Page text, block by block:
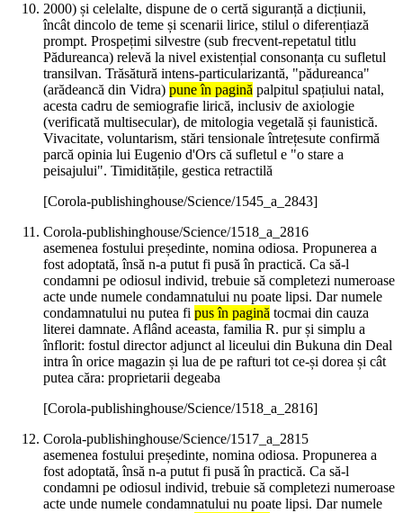
2000) și celelalte, dispune de o certă siguranță a dicțiunii,
încât dincolo de teme și scenarii lirice, stilul o diferențiază
prompt. Prospețimi silvestre (sub frecvent-repetatul titlu
Pădureanca) relevă la nivel existențial consonanța cu sufletul
transilvan. Trăsătură intens-particularizantă, "pădureanca"
(arădeancă din Vidra) pune în pagină palpitul spațiului natal,
acesta cadru de semiografie lirică, inclusiv de axiologie
(verificată multisecular), de mitologia vegetală și faunistică.
Vivacitate, voluntarism, stări tensionale întrețesute confirmă
parcă opinia lui Eugenio d'Ors că sufletul e "o stare a
peisajului". Timiditățile, gestica retractilă
[Corola-publishinghouse/Science/1545_a_2843]
Corola-publishinghouse/Science/1518_a_2816
asemenea fostului președinte, nomina odiosa. Propunerea a
fost adoptată, însă n-a putut fi pusă în practică. Ca să-l
condamni pe odiosul individ, trebuie să completezi numeroase
acte unde numele condamnatului nu poate lipsi. Dar numele
condamnatului nu putea fi pus în pagină tocmai din cauza
literei damnate. Aflând aceasta, familia R. pur și simplu a
înflorit: fostul director adjunct al liceului din Bukuna din Deal
intra în orice magazin și lua de pe rafturi tot ce-și dorea și cât
putea căra: proprietarii degeaba
[Corola-publishinghouse/Science/1518_a_2816]
Corola-publishinghouse/Science/1517_a_2815
asemenea fostului președinte, nomina odiosa. Propunerea a
fost adoptată, însă n-a putut fi pusă în practică. Ca să-l
condamni pe odiosul individ, trebuie să completezi numeroase
acte unde numele condamnatului nu poate lipsi. Dar numele